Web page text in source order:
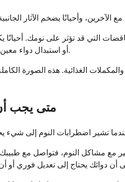
التي قد تؤثر على نومك. أحيانًا
أو استبدال دواء معين كافيًا لإحداث فرق ملحوظ.
الغذائية. هذه الصورة
متى يجب
مع مشاكل النوم، فتواصل مع